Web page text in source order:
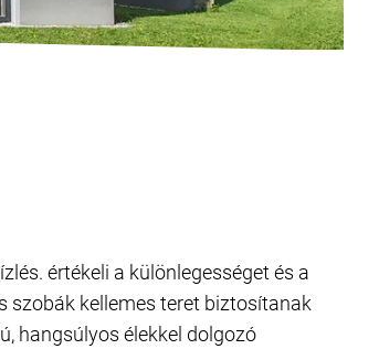
értékeli a különlegességet és a
szobák kellemes teret biztosítanak
hangsúlyos élekkel dolgozó